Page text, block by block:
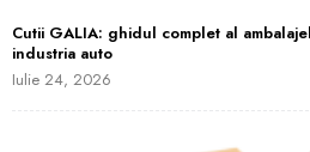
Cutii GALIA: ghidul complet al
industria auto
Iulie 24, 2026